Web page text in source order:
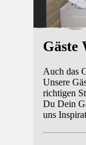
Gäste
Auch das
Unsere
richtigen
Du Dein
uns